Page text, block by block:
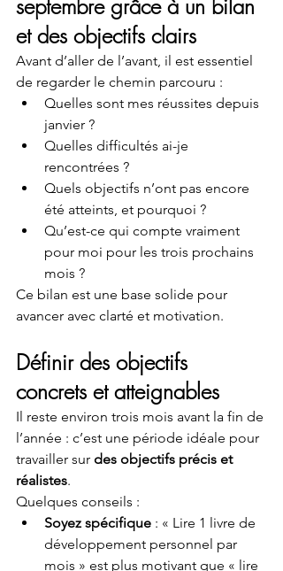
septembre grâce à un bilan
et des objectifs clairs
Avant d’aller de l’avant, il est essentiel
de regarder le chemin parcouru :
Quelles sont mes réussites depuis
janvier ?
Quelles difficultés ai-je
rencontrées ?
Quels objectifs n’ont pas encore
été atteints, et pourquoi ?
Qu’est-ce qui compte vraiment
pour moi pour les trois prochains
mois ?
Ce bilan est une base solide pour
avancer avec clarté et motivation.
Définir des objectifs
concrets et atteignables
Il reste environ trois mois avant la fin de
l’année : c’est une période idéale pour
travailler sur des objectifs précis et
réalistes.
Quelques conseils :
Soyez spécifique : « Lire 1 livre de
développement personnel par
mois » est plus motivant que « lire